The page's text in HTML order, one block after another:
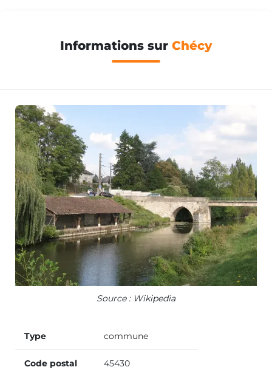
Informations sur Chécy
Source : Wikipedia
Type commune
Code postal 45430